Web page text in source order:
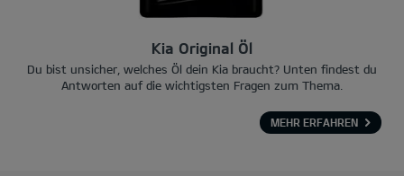
Kia Original Öl
Du bist unsicher, welches Öl dein Kia braucht? Unten findest du
Antworten auf die wichtigsten Fragen zum Thema.
MEHR ERFAHREN